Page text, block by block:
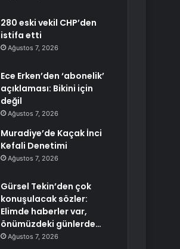
280 eski vekil CHP’den
istifa etti
Ağustos 7, 2026
Ece Erken’den ‘abonelik’
açıklaması: Bikini için
değil
Ağustos 7, 2026
Muradiye’de Kaçak İnci
Kefali Denetimi
Ağustos 7, 2026
Gürsel Tekin’den çok
konuşulacak sözler:
Elimde haberler var,
önümüzdeki günlerde…
Ağustos 7, 2026